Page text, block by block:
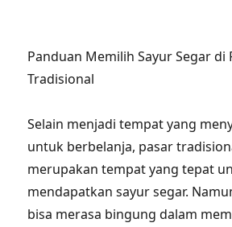
Panduan Memilih Sayur Segar di
Tradisional
Selain menjadi tempat yang
untuk berbelanja, pasar
merupakan tempat yang tepat
mendapatkan sayur segar.
bisa merasa bingung dalam